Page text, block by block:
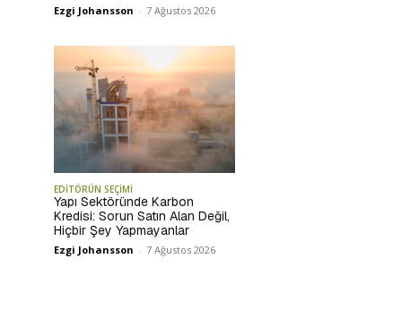
Ezgi Johansson - 7 Ağustos 2026
EDİTÖRÜN SEÇİMİ
Yapı Sektöründe Karbon
Kredisi: Sorun Satın Alan Değil,
Hiçbir Şey Yapmayanlar
Ezgi Johansson - 7 Ağustos 2026